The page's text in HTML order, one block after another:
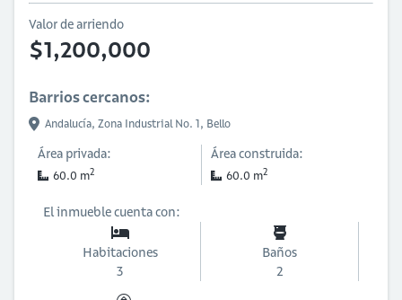
Valor de arriendo
$1,200,000
Barrios cercanos:
Andalucía, Zona Industrial No. 1, Bello
Área privada:
60.0 m2
Área construida:
60.0 m2
El inmueble cuenta con:
Habitaciones
3
Baños
2